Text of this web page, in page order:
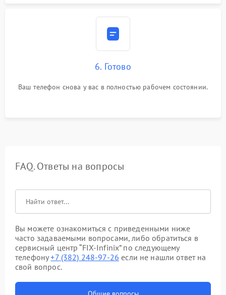
6. Готово
Ваш телефон снова у вас в полностью рабочем состоянии.
FAQ. Ответы на вопросы
Вы можете ознакомиться с приведенными ниже
часто задаваемыми вопросами, либо обратиться в
сервисный центр “FIX-Infinix” по следующему
телефону+7 (382) 248-97-26 если не нашли ответ на
свой вопрос.